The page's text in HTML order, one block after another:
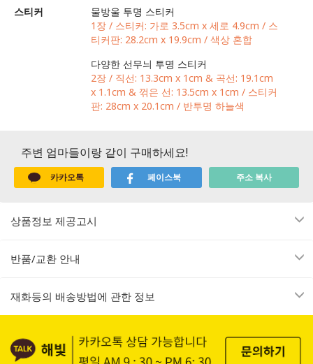
스티커
물방울 투명 스티커
1장 / 스티커: 가로 3.5cm x 세로 4.9cm / 스
티커판: 28.2cm x 19.9cm / 색상 혼합
다양한 선무늬 투명 스티커
2장 / 직선: 13.3cm x 1cm & 곡선: 19.1cm
x 1.1cm & 꺾은 선: 13.5cm x 1cm / 스티커
판: 28cm x 20.1cm / 반투명 하늘색
주변 엄마들이랑 같이 구매하세요!
카카오톡 페이스북 주소 복사
상품정보 제공고시
반품/교환 안내
재화등의 배송방법에 관한 정보